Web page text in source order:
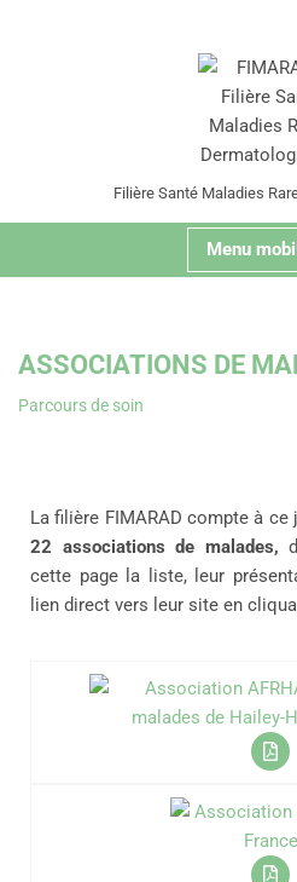
Filière Santé Maladies
Menu
ASSOCIATIONS DE
Parcours de soin
La filière FIMARAD compte à
22 associations de malades,
cette page la liste, leur
lien direct vers leur site en